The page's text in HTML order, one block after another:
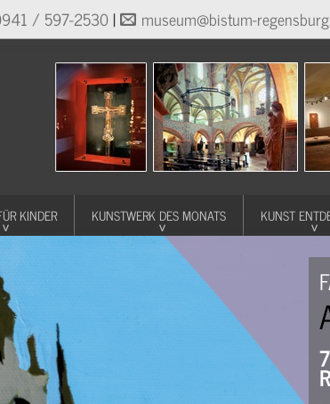
/ 597-2530| museum@bistum-
KINDER KUNSTWERK DES MONATS KUNST